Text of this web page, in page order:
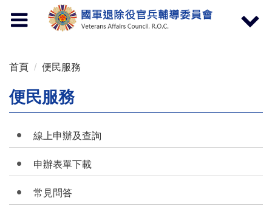
Toggle
navigation
Toggle
首頁 便民服務
便民服務
線上申辦及查詢
申辦表單下載
常見問答